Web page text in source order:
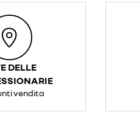
DELLE
vendita